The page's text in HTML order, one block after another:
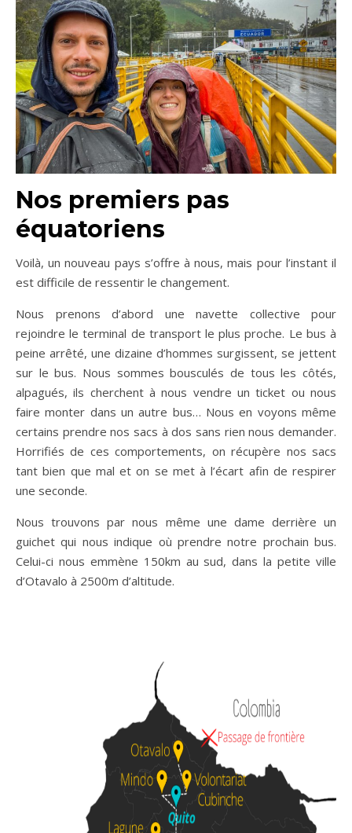
Nos premiers pas
équatoriens
Voilà, un nouveau pays s’offre à nous, mais pour l’instant il
est difficile de ressentir le changement.
Nous prenons d’abord une navette collective pour
rejoindre le terminal de transport le plus proche. Le bus à
peine arrêté, une dizaine d’hommes surgissent, se jettent
sur le bus. Nous sommes bousculés de tous les côtés,
alpagués, ils cherchent à nous vendre un ticket ou nous
faire monter dans un autre bus… Nous en voyons même
certains prendre nos sacs à dos sans rien nous demander.
Horrifiés de ces comportements, on récupère nos sacs
tant bien que mal et on se met à l’écart afin de respirer
une seconde.
Nous trouvons par nous même une dame derrière un
guichet qui nous indique où prendre notre prochain bus.
Celui-ci nous emmène 150km au sud, dans la petite ville
d’Otavalo à 2500m d’altitude.